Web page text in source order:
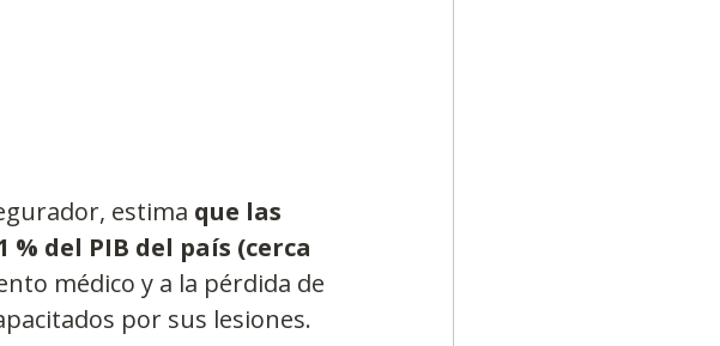
estima que las
del PIB del país (cerca
médico y a la pérdida de
por sus lesiones.